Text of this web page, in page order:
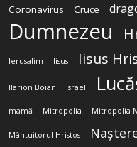
Coronavirus
Cruce
Dumnezeu
Ierusalim Iisus Iisus
Ilarion Boian Israel
mamă Mitropolia Mitropolia
Mântuitorul Hristos